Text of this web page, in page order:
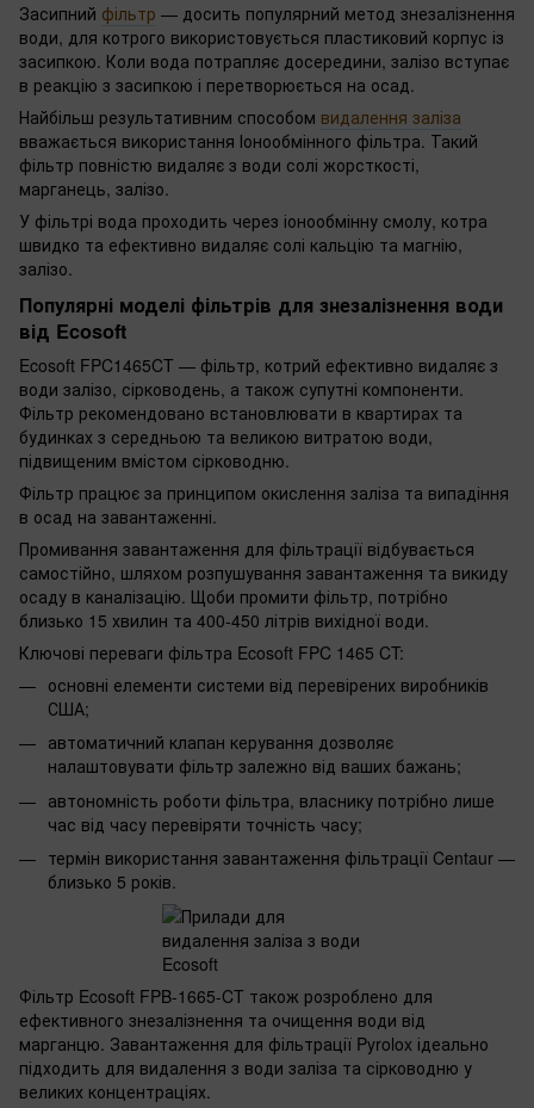
Засипний фільтр — досить популярний метод знезалізнення
води, для котрого використовується пластиковий корпус із
засипкою. Коли вода потрапляє досередини, залізо вступає
в реакцію з засипкою і перетворюється на осад.
Найбільш результативним способом видалення заліза
вважається використання Іонообмінного фільтра. Такий
фільтр повністю видаляє з води солі жорсткості,
марганець, залізо.
У фільтрі вода проходить через іонообмінну смолу, котра
швидко та ефективно видаляє солі кальцію та магнію,
залізо.
Популярні моделі фільтрів для знезалізнення води
від Ecosoft
Ecosoft FPC1465CT — фільтр, котрий ефективно видаляє з
води залізо, сірководень, а також супутні компоненти.
Фільтр рекомендовано встановлювати в квартирах та
будинках з середньою та великою витратою води,
підвищеним вмістом сірководню.
Фільтр працює за принципом окислення заліза та випадіння
в осад на завантаженні.
Промивання завантаження для фільтрації відбувається
самостійно, шляхом розпушування завантаження та викиду
осаду в каналізацію. Щоби промити фільтр, потрібно
близько 15 хвилин та 400-450 літрів вихідної води.
Ключові переваги фільтра Ecosoft FPC 1465 CT:
основні елементи системи від перевірених виробників
США;
автоматичний клапан керування дозволяє
налаштовувати фільтр залежно від ваших бажань;
автономність роботи фільтра, власнику потрібно лише
час від часу перевіряти точність часу;
термін використання завантаження фільтрації Centaur —
близько 5 років.
Фільтр Ecosoft FPB-1665-CT також розроблено для
ефективного знезалізнення та очищення води від
марганцю. Завантаження для фільтрації Pyrolox ідеально
підходить для видалення з води заліза та сірководню у
великих концентраціях.